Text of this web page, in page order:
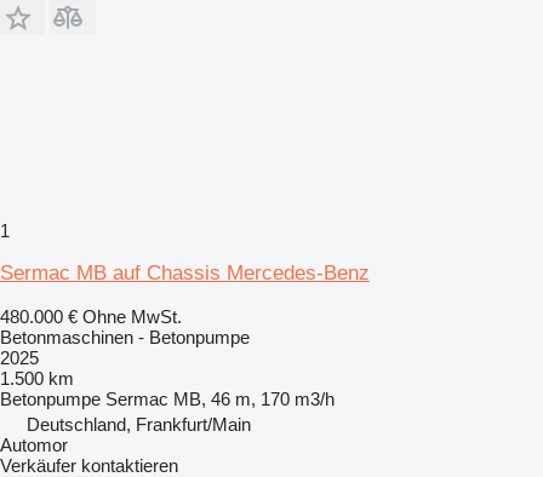
1
Sermac MB auf Chassis Mercedes-Benz
480.000 € Ohne MwSt.
Betonmaschinen - Betonpumpe
2025
1.500 km
Betonpumpe Sermac MB, 46 m, 170 m3/h
Deutschland, Frankfurt/Main
Automor
Verkäufer kontaktieren